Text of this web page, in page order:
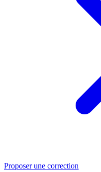
Proposer une correction